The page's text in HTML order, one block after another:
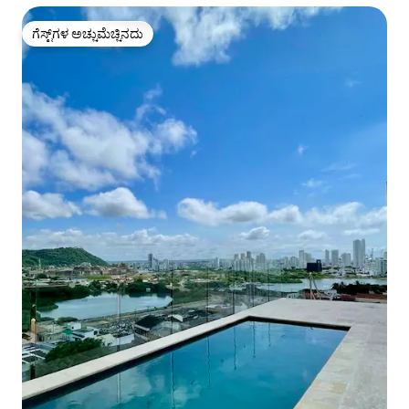
ಗೆಸ್ಟ್‌ಗಳ ಅಚ್ಚುಮೆಚ್ಚಿನದು
ಗೆಸ್ಟ್‌ಗಳ ಅಚ್ಚುಮೆಚ್ಚಿನದು